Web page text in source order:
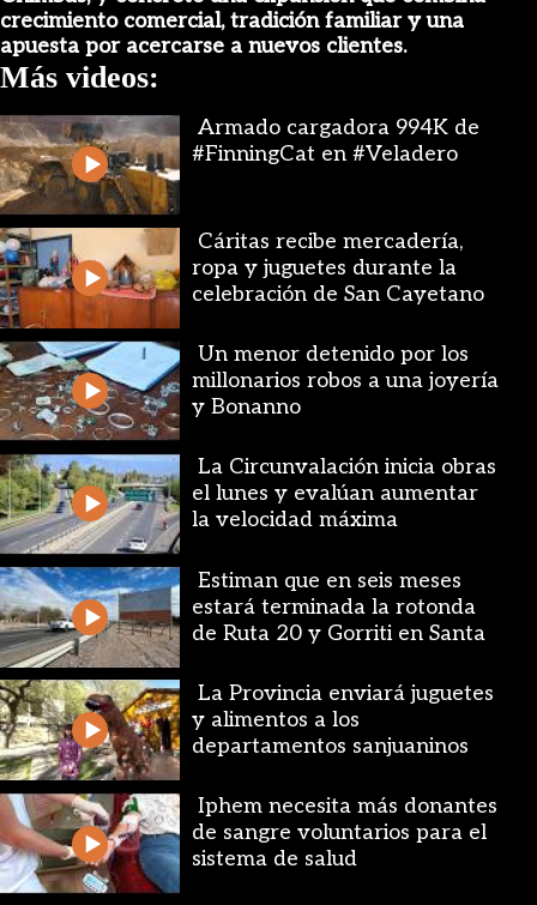
crecimiento comercial, tradición familiar y una
apuesta por acercarse a nuevos clientes.
Más videos:
Armado cargadora 994K de
#FinningCat en #Veladero
Cáritas recibe mercadería,
ropa y juguetes durante la
celebración de San Cayetano
Un menor detenido por los
millonarios robos a una joyería
y Bonanno
La Circunvalación inicia obras
el lunes y evalúan aumentar
la velocidad máxima
Estiman que en seis meses
estará terminada la rotonda
de Ruta 20 y Gorriti en Santa
La Provincia enviará juguetes
y alimentos a los
departamentos sanjuaninos
Iphem necesita más donantes
de sangre voluntarios para el
sistema de salud